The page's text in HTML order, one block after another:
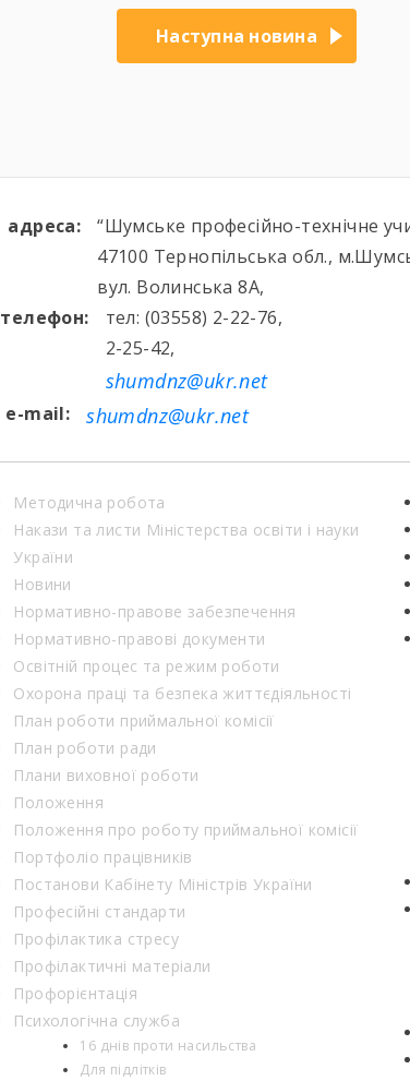
Наступна новина
aдресa:
“Шумське професійно-технічне
47100 Тернопільська обл.,
вул. Волинська 8А,
телефон:
тел: (03558) 2-22-76,
2-25-42,
shumdnz@ukr.net
e-mail: shumdnz@ukr.net
Методична робота
Накази та листи Міністерства освіти і науки
України
Новини
Нормативно-правове забезпечення
Нормативно-правові документи
Освітній процес та режим роботи
Охорона праці та безпека життєдіяльності
План роботи приймальної комісії
План роботи ради
Плани виховної роботи
Положення
Положення про роботу приймальної комісії
Портфоліо працівників
Постанови Кабінету Міністрів України
Професійні стандарти
Профілактика стресу
Профілактичні матеріали
Профорієнтація
Психологічна служба
16 днів проти насильства
Для підлітків